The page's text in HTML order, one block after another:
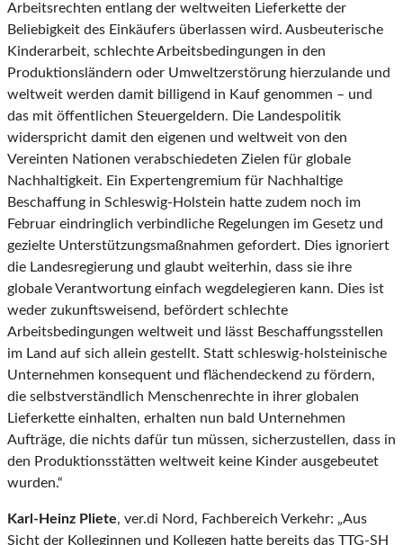
Arbeitsrechten entlang der weltweiten Lieferkette der
Beliebigkeit des Einkäufers überlassen wird. Ausbeuterische
Kinderarbeit, schlechte Arbeitsbedingungen in den
Produktionsländern oder Umweltzerstörung hierzulande und
weltweit werden damit billigend in Kauf genommen – und
das mit öffentlichen Steuergeldern. Die Landespolitik
widerspricht damit den eigenen und weltweit von den
Vereinten Nationen verabschiedeten Zielen für globale
Nachhaltigkeit. Ein Expertengremium für Nachhaltige
Beschaffung in Schleswig-Holstein hatte zudem noch im
Februar eindringlich verbindliche Regelungen im Gesetz und
gezielte Unterstützungsmaßnahmen gefordert. Dies ignoriert
die Landesregierung und glaubt weiterhin, dass sie ihre
globale Verantwortung einfach wegdelegieren kann. Dies ist
weder zukunftsweisend, befördert schlechte
Arbeitsbedingungen weltweit und lässt Beschaffungsstellen
im Land auf sich allein gestellt. Statt schleswig-holsteinische
Unternehmen konsequent und flächendeckend zu fördern,
die selbstverständlich Menschenrechte in ihrer globalen
Lieferkette einhalten, erhalten nun bald Unternehmen
Aufträge, die nichts dafür tun müssen, sicherzustellen, dass in
den Produktionsstätten weltweit keine Kinder ausgebeutet
wurden.“
Karl-Heinz Pliete, ver.di Nord, Fachbereich Verkehr: „Aus
Sicht der Kolleginnen und Kollegen hatte bereits das TTG-SH